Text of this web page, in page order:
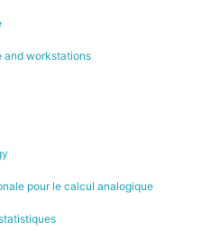
and workstations
pour le calcul analogique